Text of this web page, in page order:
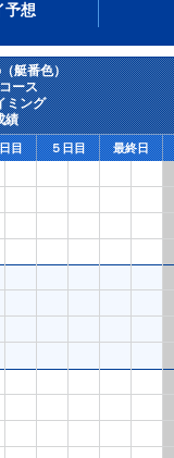
予想
艇番色）
ース
ミング
績
目 ５日目 最終日